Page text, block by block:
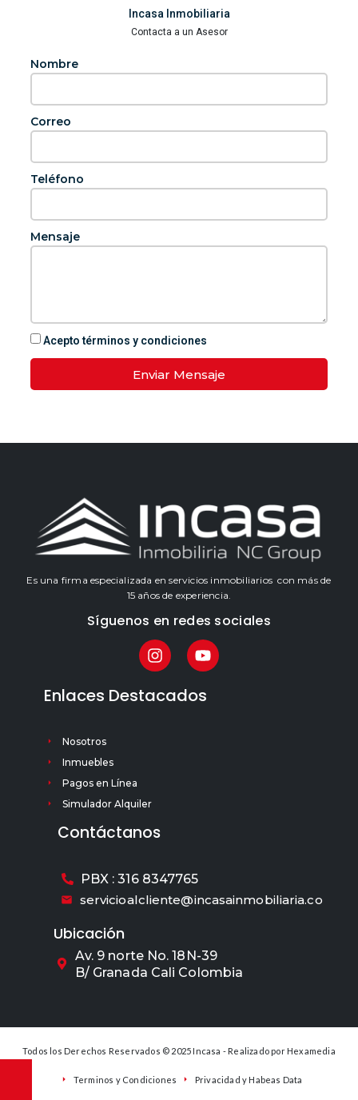
Incasa Inmobiliaria
Contacta a un Asesor
Nombre
Correo
Teléfono
Mensaje
Acepto términos y condiciones
Enviar Mensaje
Es una firma especializada en servicios inmobiliarios con más de
15 años de experiencia.
Síguenos en redes sociales
Enlaces Destacados
Nosotros
Inmuebles
Pagos en Línea
Simulador Alquiler
Contáctanos
PBX : 316 8347765
servicioalcliente@incasainmobiliaria.co
Ubicación
Av. 9 norte No. 18N-39
B/ Granada Cali Colombia
Todos los Derechos Reservados © 2025 Incasa - Realizado por Hexamedia
Terminos y Condiciones Privacidad y Habeas Data